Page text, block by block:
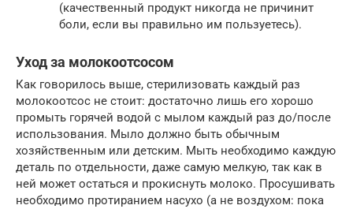
(качественный продукт никогда не причинит
боли, если вы правильно им пользуетесь).
Уход за молокоотсосом
Как говорилось выше, стерилизовать каждый раз
молокоотсос не стоит: достаточно лишь его хорошо
промыть горячей водой с мылом каждый раз до/после
использования. Мыло должно быть обычным
хозяйственным или детским. Мыть необходимо каждую
деталь по отдельности, даже самую мелкую, так как в
ней может остаться и прокиснуть молоко. Просушивать
необходимо протиранием насухо (а не воздухом: пока